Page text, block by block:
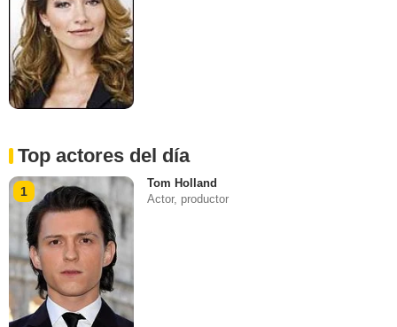
Top actores del día
1
Tom Holland
Actor, productor